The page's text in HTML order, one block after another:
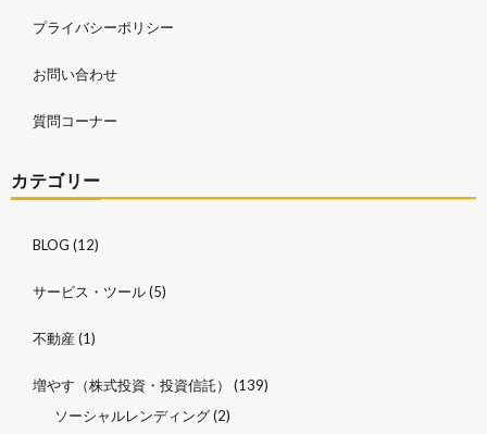
プライバシーポリシー
お問い合わせ
質問コーナー
カテゴリー
BLOG (12)
サービス・ツール(5)
不動産(1)
増やす（株式投資・投資信託）
(139)
ソーシャルレンディング(2)